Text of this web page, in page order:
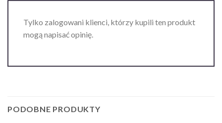
Tylko zalogowani klienci, którzy kupili ten produkt
mogą napisać opinię.
PODOBNE PRODUKTY